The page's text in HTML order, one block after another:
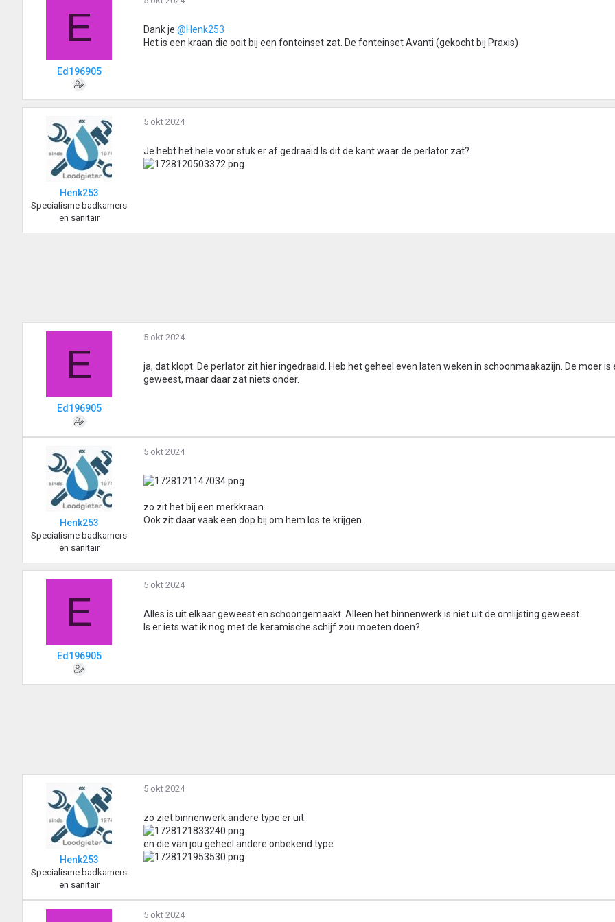
E
Ed196905
Dank je @Henk253
Het is een kraan die ooit bij een fonteinset zat. De fonteinset Avanti (gekocht bij Praxis)
Henk253
Specialisme badkamers
en sanitair
5 okt 2024
Je hebt het hele voor stuk er af gedraaid.Is dit de kant waar de perlator zat?
E
Ed196905
5 okt 2024
ja, dat klopt. De perlator zit hier ingedraaid. Heb het geheel even laten weken in schoonmaakazijn. De moer is
geweest, maar daar zat niets onder.
Henk253
Specialisme badkamers
en sanitair
5 okt 2024
zo zit het bij een merkkraan.
Ook zit daar vaak een dop bij om hem los te krijgen.
E
Ed196905
5 okt 2024
Alles is uit elkaar geweest en schoongemaakt. Alleen het binnenwerk is niet uit de omlijsting geweest.
Is er iets wat ik nog met de keramische schijf zou moeten doen?
Henk253
Specialisme badkamers
en sanitair
5 okt 2024
zo ziet binnenwerk andere type er uit.
en die van jou geheel andere onbekend type
5 okt 2024